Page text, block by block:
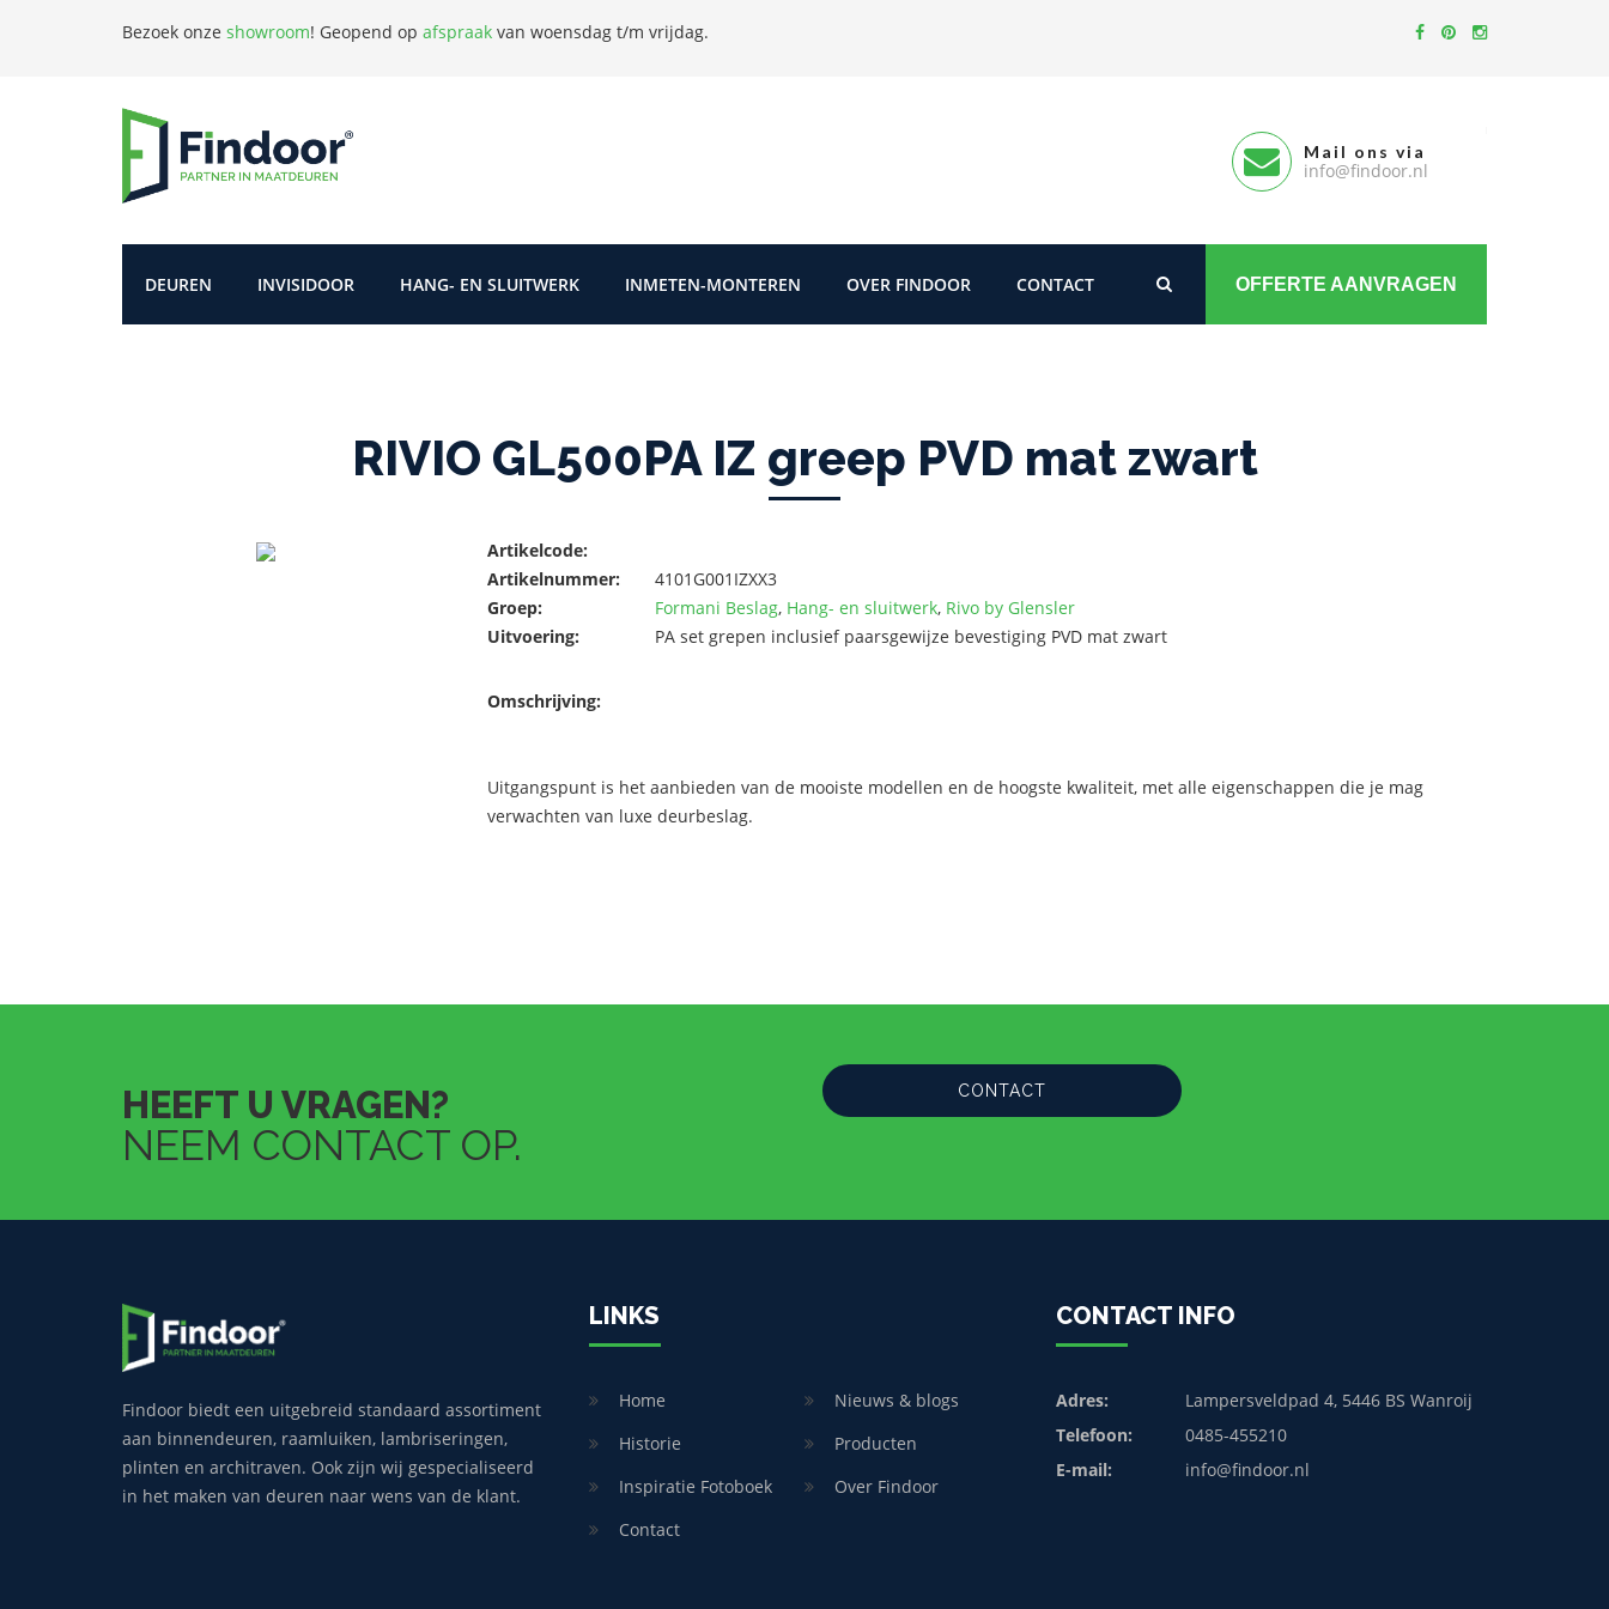
Bezoek onze showroom! Geopend op afspraak van woensdag t/m vrijdag.
Mail ons via
info@findoor.nl
DEUREN INVISIDOOR HANG- EN SLUITWERK INMETEN-MONTEREN OVER FINDOOR CONTACT OFFERTE AANVRAGEN
RIVIO GL500PA IZ greep PVD mat zwart
Artikelcode:
Artikelnummer:
4101G001IZXX3
Groep:
Formani Beslag, Hang- en sluitwerk, Rivo by Glensler
Uitvoering:
PA set grepen inclusief paarsgewijze bevestiging PVD mat zwart
Omschrijving:
Uitgangspunt is het aanbieden van de mooiste modellen en de hoogste kwaliteit, met alle eigenschappen die je mag
verwachten van luxe deurbeslag.
HEEFT U VRAGEN?
NEEM CONTACT OP.
CONTACT
Findoor biedt een uitgebreid standaard assortiment
aan binnendeuren, raamluiken, lambriseringen,
plinten en architraven. Ook zijn wij gespecialiseerd
in het maken van deuren naar wens van de klant.
LINKS
Home
Nieuws & blogs
Historie
Producten
Inspiratie Fotoboek
Over Findoor
Contact
CONTACT INFO
Adres:
Lampersveldpad 4, 5446 BS Wanroij
Telefoon:
0485-455210
E-mail:
info@findoor.nl